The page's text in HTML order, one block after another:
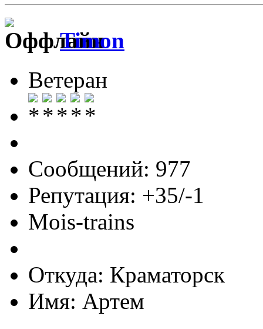
Timon
Ветеран
Сообщений: 977
Репутация: +35/-1
Mois-trains
Откуда: Краматорск
Имя: Артем